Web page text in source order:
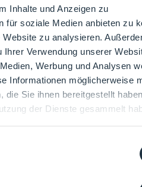
Inhalte und Anzeigen zu
für soziale Medien anbieten zu
zu analysieren.
Verwendung unserer
Werbung und Analysen
Informationen möglicherweise
die Sie ihnen bereitgestellt
der Dienste gesammelt
& Co. KG